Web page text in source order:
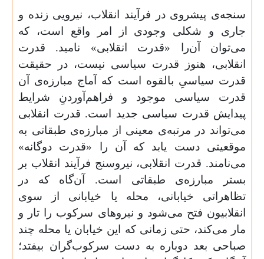
سنجه‌ی پیشروی در فرآیند انقلاب، نیرویی زنده و
جاری و شکلی وجودی از امر واقع است، که
می‌توان آن‌را «قدرت انقلابی» نامید. قدرت
انقلابی، هنوز قدرت سیاسی نیست، در حقیقت
قدرت سیاسیِ بالقوه‌ است که آماج مبارزه‌ی آن
قدرت سیاسی موجود و فراهم‌آوردنِ شرایط
پیدایش قدرت سیاسی جدید است. قدرت انقلابی
می‌تواند در مرتبه‌ی معینی از مبارزه‌ی طبقاتی به
موقعیتی دست یابد که آن ‌را «قدرت دوگانه»
می‌نامند. قدرت انقلابی، نیروسنج فرآیند انقلاب بر
بستر مبارزه‌ی طبقاتی است. آن‌گاه که در
تظاهراتی خیابانی، محله یا خیابانی از سوی
انقلابیون فتح می‌شود و نیروهای سرکوب را تار و
مار می‌کند، حتی زمانی‌ که این خیابان یا محله چند
صباحی بعد دوباره به دست سرکوب‌گران بیفتد؛